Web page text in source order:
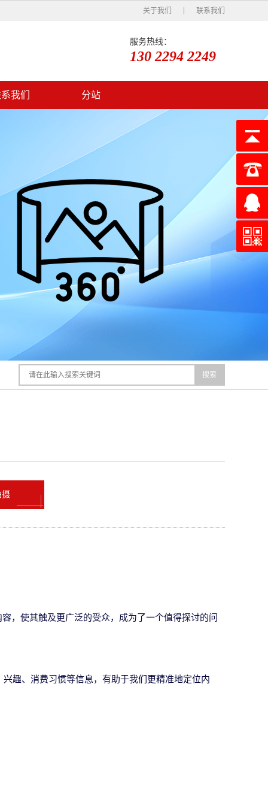
关于我们 联系我们
服务热线：
130 2294 2249
我们 分站
搜索
摄
，使其触及更广泛的受众，成为了一个值得探讨的问
趣、消费习惯等信息，有助于我们更精准地定位内